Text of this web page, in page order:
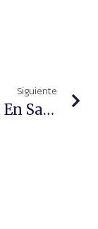
Siguiente
Reunión En Santiago De Compostela, De Ozoaqua